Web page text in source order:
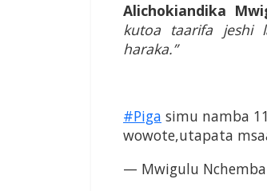
Alichokiandika
kutoa taarifa jeshi
haraka.”
#Piga simu namba
wowote,utapata
— Mwigulu